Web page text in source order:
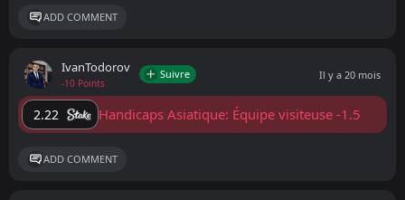
ADD COMMENT
IvanTodorov
-10 Points
Suivre Il y a 20 mois
2.22 Handicaps Asiatique: Équipe visiteuse -1.5
ADD COMMENT